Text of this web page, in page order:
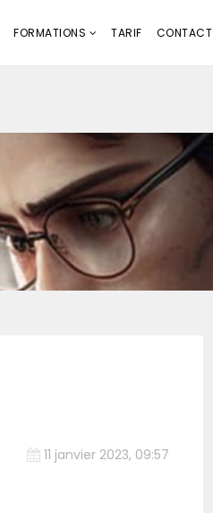
FORMATIONS TARIF CONTACT
11 janvier 2023, 09:57